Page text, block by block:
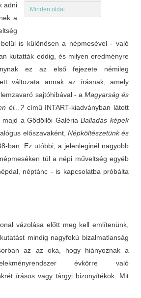
Minden oldal
adni
a
is különösen a népmesével - való
kutatták eddig, és milyen eredményre
ez az első fejezete némileg
változata annak az írásnak, amely
sajtóhibával - a Magyarság és
él...? című INTART-kiadványban látott
majd a Gödöllői GalériaBalladás képek
előszavaként, Népköltészetünk és
ban. Ez utóbbi, a jelenleginél nagyobb
túl a népi műveltség egyéb
néptánc - is kapcsolatba próbálta
vázolása előtt meg kell említenünk,
mindig nagyfokú bizalmatlanság
az az oka, hogy hiányoznak a
évkörre való
írásos vagy tárgyi bizonyítékok. Mit